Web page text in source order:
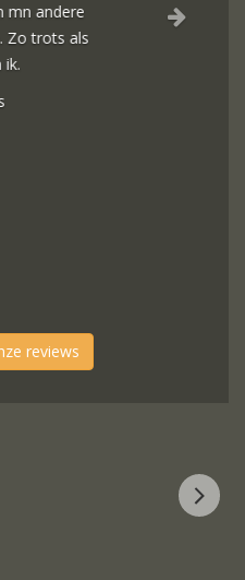
We werden
geholpen.
reviews